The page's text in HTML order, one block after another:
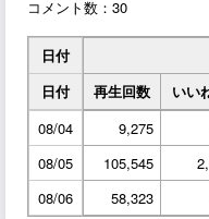
コメント数：30
日付
日付
再生回数 いい
08/04
9,275
08/05
105,545
08/06
58,323